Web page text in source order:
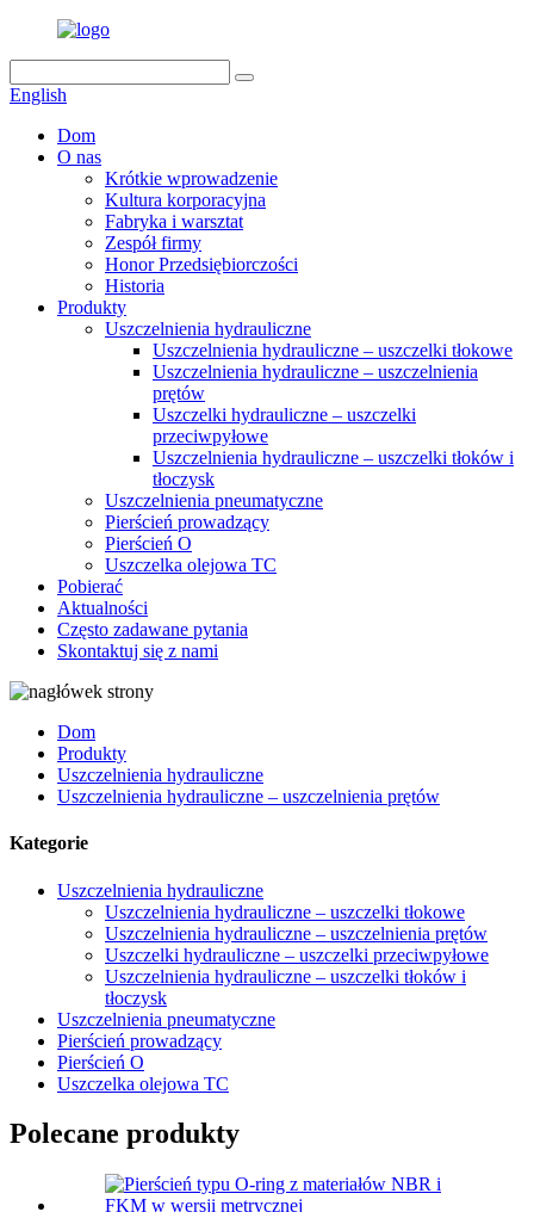
English
Dom
O nas
Krótkie wprowadzenie
Kultura korporacyjna
Fabryka i warsztat
Zespół firmy
Honor Przedsiębiorczości
Historia
Produkty
Uszczelnienia hydrauliczne
Uszczelnienia hydrauliczne – uszczelki tłokowe
Uszczelnienia hydrauliczne – uszczelnienia
prętów
Uszczelki hydrauliczne – uszczelki
przeciwpyłowe
Uszczelnienia hydrauliczne – uszczelki tłoków i
tłoczysk
Uszczelnienia pneumatyczne
Pierścień prowadzący
Pierścień O
Uszczelka olejowa TC
Pobierać
Aktualności
Często zadawane pytania
Skontaktuj się z nami
Dom
Produkty
Uszczelnienia hydrauliczne
Uszczelnienia hydrauliczne – uszczelnienia prętów
Kategorie
Uszczelnienia hydrauliczne
Uszczelnienia hydrauliczne – uszczelki tłokowe
Uszczelnienia hydrauliczne – uszczelnienia prętów
Uszczelki hydrauliczne – uszczelki przeciwpyłowe
Uszczelnienia hydrauliczne – uszczelki tłoków i
tłoczysk
Uszczelnienia pneumatyczne
Pierścień prowadzący
Pierścień O
Uszczelka olejowa TC
Polecane produkty